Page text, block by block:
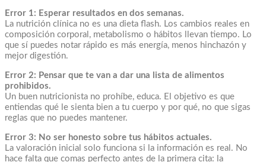
Error 1: Esperar resultados en dos semanas.
La nutrición clínica no es una dieta flash. Los cambios reales en
composición corporal, metabolismo o hábitos llevan tiempo. Lo
que sí puedes notar rápido es más energía, menos hinchazón y
mejor digestión.
Error 2: Pensar que te van a dar una lista de alimentos
prohibidos.
Un buen nutricionista no prohíbe, educa. El objetivo es que
entiendas qué le sienta bien a tu cuerpo y por qué, no que sigas
reglas que no puedes mantener.
Error 3: No ser honesto sobre tus hábitos actuales.
La valoración inicial solo funciona si la información es real. No
hace falta que comas perfecto antes de la primera cita: la